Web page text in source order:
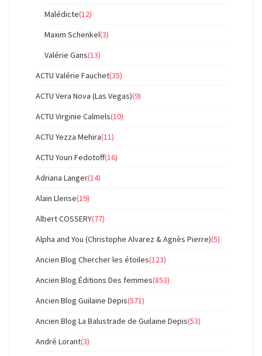
Malédicte(12)
Maxim Schenkel(3)
Valérie Gans(13)
ACTU Valérie Fauchet(35)
ACTU Vera Nova (Las Vegas)(9)
ACTU Virginie Calmels(10)
ACTU Yezza Mehira(11)
ACTU Youri Fedotoff(16)
Adriana Langer(14)
Alain Llense(19)
Albert COSSERY(77)
Alpha and You (Christophe Alvarez & Agnès Pierre)(5)
Ancien Blog Chercher les étoiles(123)
Ancien Blog Éditions Des femmes(853)
Ancien Blog Guilaine Depis(571)
Ancien Blog La Balustrade de Guilaine Depis(53)
André Lorant(3)